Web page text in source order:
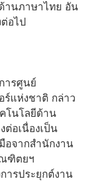
านภาษาไทย อัน
อไป
ารศูนย์
ร์แห่งชาติ กล่าว
โนโลยีด้าน
อเนื่องเป็น
อจากสำนักงาน
ฑิตยฯ
ารประยุกต์งาน